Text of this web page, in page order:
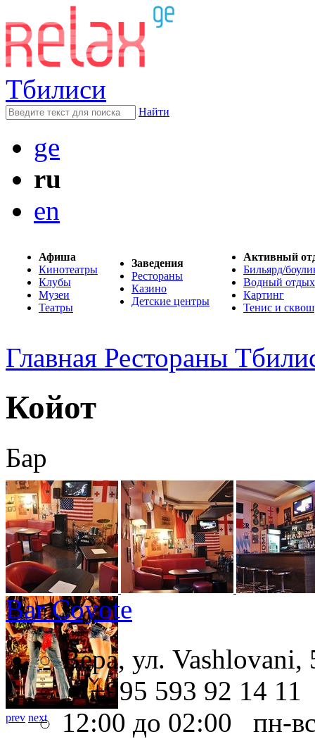
Тбилиси
Найти
ge
ru
en
Афиша
Кинотеатры
Клубы
Музеи
Театры
Заведения
Рестораны
Казино
Детские центры
Активный
Бильярд/
Водный отдых
Картинг
Тенис и сквош
Главная Рестораны
Койот
Бар
prev next
Bar Coyote
Вера, ул. Vashlovani,
+995 593 92 14 11
12:00 до 02:00 пн-